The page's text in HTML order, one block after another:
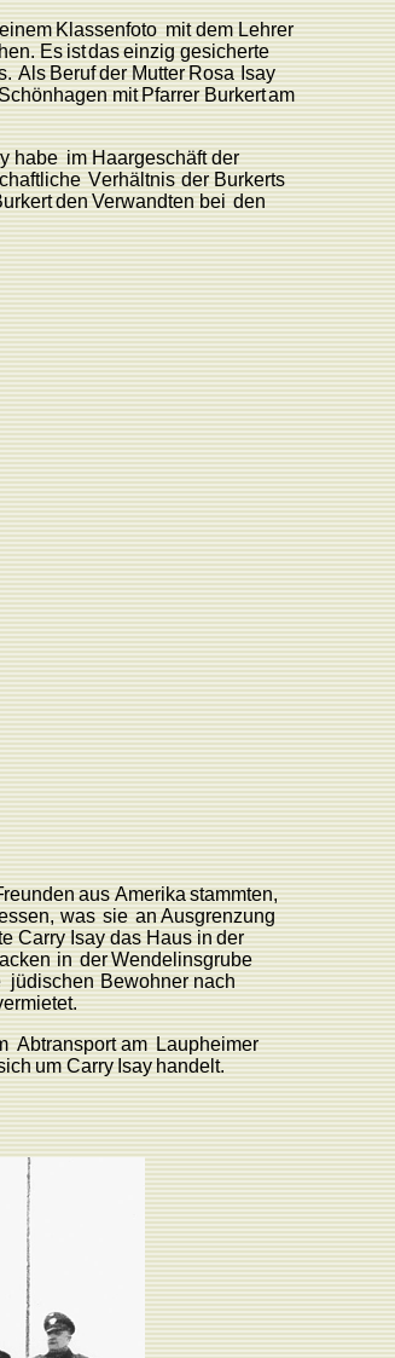
Klassenfoto mit demLehrer
Esistdaseinziggesicherte
Als BerufderMutterRosa Isay
mitPfarrer Burkertam
habe im Haargeschäft der
Verhältnis der Burkerts
den Verwandtenbei den
reundenausAmerika stammten,
was sie anAusgrenzung
Carry Isay dasHausinder
in derWendelinsgrube
jüdischen Bewohner nach
Abtransport am Laupheimer
um Carry Isayhandelt.